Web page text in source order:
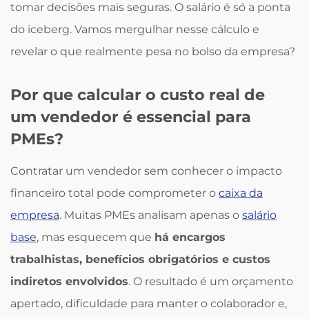
tomar decisões mais seguras. O salário é só a ponta
do iceberg. Vamos mergulhar nesse cálculo e
revelar o que realmente pesa no bolso da empresa?
Por que calcular o custo real de
um vendedor é essencial para
PMEs?
Contratar um vendedor sem conhecer o impacto
financeiro total pode comprometer o caixa da
empresa. Muitas PMEs analisam apenas o salário
base, mas esquecem que há encargos
trabalhistas, benefícios obrigatórios e custos
indiretos envolvidos. O resultado é um orçamento
apertado, dificuldade para manter o colaborador e,